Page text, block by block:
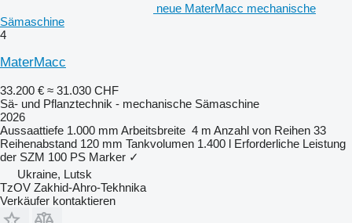
neue MaterMacc mechanische
Sämaschine
4
MaterMacc
33.200 € ≈ 31.030 CHF
Sä- und Pflanztechnik - mechanische Sämaschine
2026
Aussaattiefe 1.000 mm Arbeitsbreite 4 m Anzahl von Reihen 33
Reihenabstand 120 mm Tankvolumen 1.400 l Erforderliche Leistung
der SZM 100 PS Marker ✓
Ukraine, Lutsk
TzOV Zakhid-Ahro-Tekhnika
Verkäufer kontaktieren